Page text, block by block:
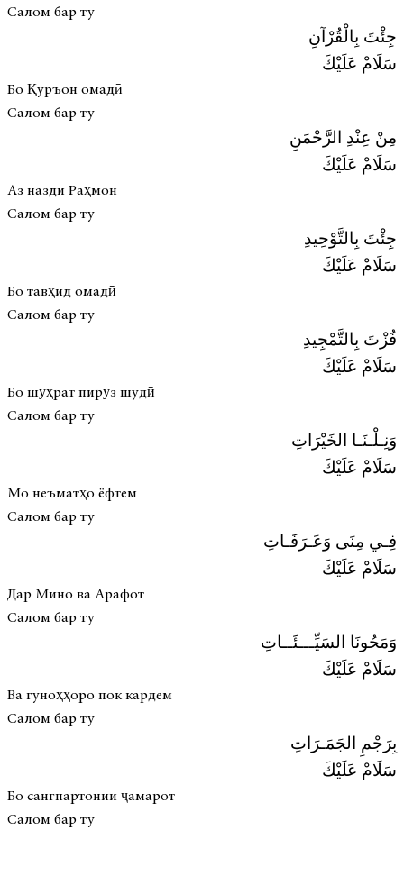
Салом бар ту
جِئْتَ بِالْقُرْآنِ
سَلَامْ عَلَيْكَ
Бо Қуръон омадӣ
Салом бар ту
مِنْ عِنْدِ الرَّحْمَنِ
سَلَامْ عَلَيْكَ
Аз назди Раҳмон
Салом бар ту
جِئْتَ بِالتَّوْحِيدِ
سَلَامْ عَلَيْكَ
Бо тавҳид омадӣ
Салом бар ту
فُزْتَ بِالتَّمْجِيدِ
سَلَامْ عَلَيْكَ
Бо шӯҳрат пирӯз шудӣ
Салом бар ту
وَنِـلْـنَـا الخَيْرَاتِ
سَلَامْ عَلَيْكَ
Мо неъматҳо ёфтем
Салом бар ту
فِـي مِنَى وَعَـرَفَـاتِ
سَلَامْ عَلَيْكَ
Дар Мино ва Арафот
Салом бар ту
وَمَحُونَا السَيِّـــئَــاتِ
سَلَامْ عَلَيْكَ
Ва гуноҳҳоро пок кардем
Салом бар ту
بِرَجْمِ الجَمَـرَاتِ
سَلَامْ عَلَيْكَ
Бо сангпартонии ҷамарот
Салом бар ту